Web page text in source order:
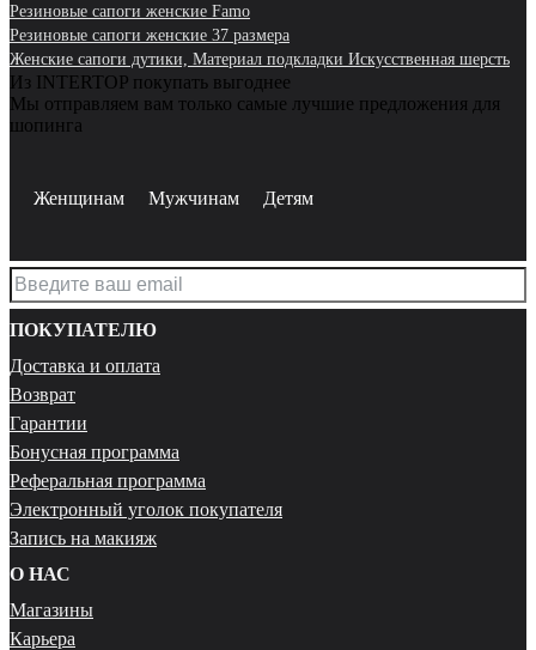
Резиновые сапоги женские Famo
Резиновые сапоги женские 37 размера
Женские сапоги дутики, Материал подкладки Искусственная шерсть
Из INTERTOP покупать выгоднее
Мы отправляем вам только самые лучшие предложения для
шопинга
Женщинам Мужчинам Детям
ПОКУПАТЕЛЮ
Доставка и оплата
Возврат
Гарантии
Бонусная программа
Реферальная программа
Электронный уголок покупателя
Запись на макияж
О НАС
Магазины
Карьера